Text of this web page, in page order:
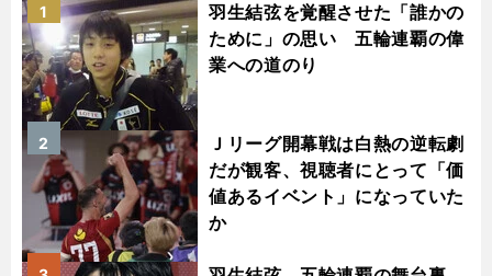
羽生結弦を覚醒させた「誰かの
ために」の思い 五輪連覇の偉
業への道のり
1
Ｊリーグ開幕戦は白熱の逆転劇
だが観客、視聴者にとって「価
値あるイベント」になっていた
か
2